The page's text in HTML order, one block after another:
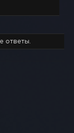
ответы.